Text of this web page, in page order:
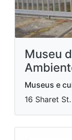
Museu
Museus e
16 Sharet